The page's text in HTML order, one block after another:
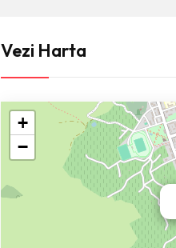
Vezi Harta
+
−